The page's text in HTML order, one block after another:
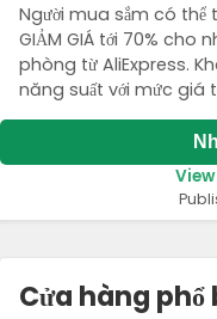
Người mua sắm có thể
GIẢM GIÁ tới 70% cho
phòng từ AliExpress.
năng suất với mức giá
Cửa hàng phổ